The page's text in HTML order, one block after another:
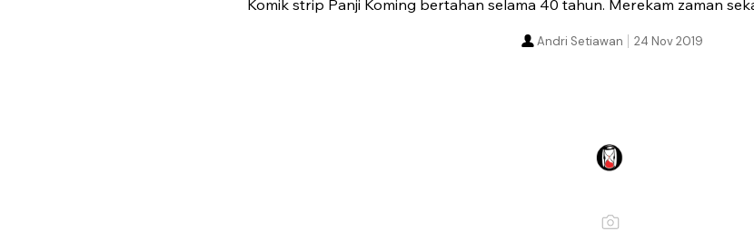
Komik strip Panji Koming bertahan selama 40 tahun. Merekam zaman
24 Nov 2019
Andri Setiawan